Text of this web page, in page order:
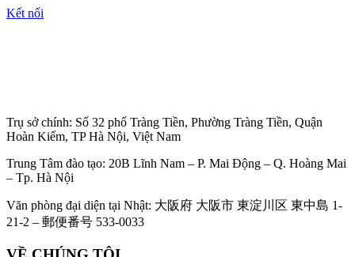
Kết nối
Trụ sở chính: Số 32 phố Tràng Tiền, Phường Tràng Tiền, Quận
Hoàn Kiếm, TP Hà Nội, Việt Nam
Trung Tâm đào tạo: 20B Lĩnh Nam – P. Mai Động – Q. Hoàng Mai
– Tp. Hà Nội
Văn phòng đại diện tại Nhật: 大阪府 大阪市 東淀川区 東中島 1-
21-2 – 郵便番号 533-0033